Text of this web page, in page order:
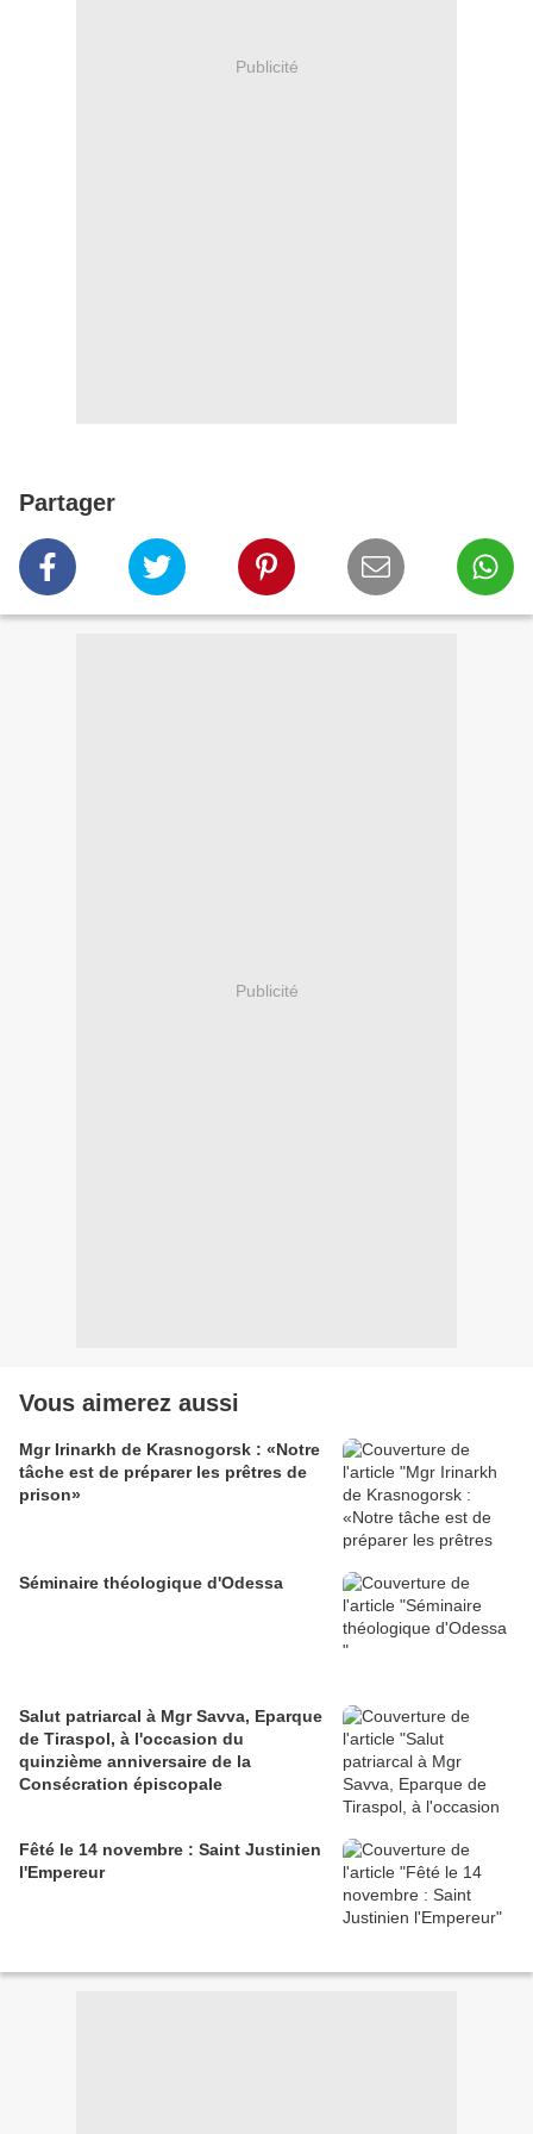
Publicité
Partager
Publicité
Vous aimerez aussi
Mgr Irinarkh de Krasnogorsk : «Notre
tâche est de préparer les prêtres de
prison»
Séminaire théologique d'Odessa
Salut patriarcal à Mgr Savva, Eparque
de Tiraspol, à l'occasion du
quinzième anniversaire de la
Consécration épiscopale
Fêté le 14 novembre : Saint Justinien
l'Empereur